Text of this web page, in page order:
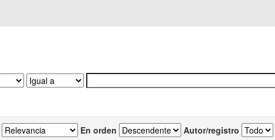
En orden Autor/registro